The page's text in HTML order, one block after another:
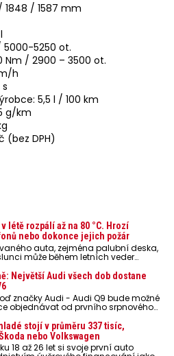
/ 1587 mm
5000-5250 ot.
/ 2900 – 3500 ot.
h
5,5 l / 100 km
g/km
(bez DPH)
létě rozpálí až na 80 °C. Hrozí
nebo dokonce jejich požár
auta, zejména palubní deska,
může během letních veder
mobilní telefony, powerbanky
Můžou urychlit stárnutí baterií,
a ve výjimečných případech i
Největší Audi všech dob dostane
značky Audi - Audi Q9 bude možné
objednávat od prvního srpnového
stojí v průměru 337 tisíc,
nebo Volkswagen
18 až 26 let si svoje první auto